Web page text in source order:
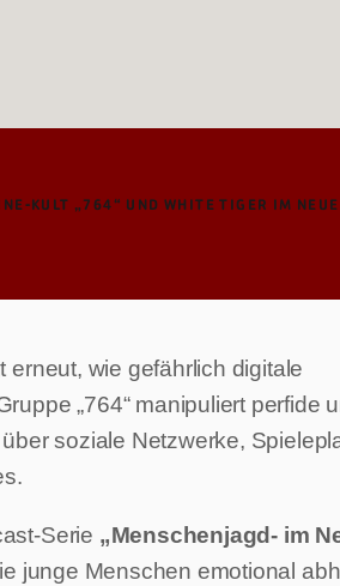
KULT „764“ UND WHITE TIGER IM
wie gefährlich digitale
„764“ manipuliert perfide
soziale Netzwerke,
Serie „Menschenjagd- im
junge Menschen emotional